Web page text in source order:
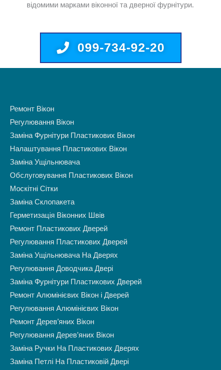
відомими марками віконної та дверної фурнітури.
099-734-92-20
Ремонт Вікон
Регулювання Вікон
Заміна Фурнітури Пластикових Вікон
Налаштування Пластикових Вікон
Заміна Ущільнювача
Обслуговування Пластикових Вікон
Москітні Сітки
Заміна Склопакета
Герметизація Віконних Швів
Ремонт Пластикових Дверей
Регулювання Пластикових Дверей
Заміна Ущільнювача На Дверях
Регулювання Доводчика Двері
Заміна Фурнітури Пластикових Дверей
Ремонт Алюмінієвих Вікон і Дверей
Регулювання Алюмінієвих Вікон
Ремонт Дерев’яних Вікон
Регулювання Дерев’яних Вікон
Заміна Ручки На Пластикових Дверях
Заміна Петлі На Пластиковій Двері